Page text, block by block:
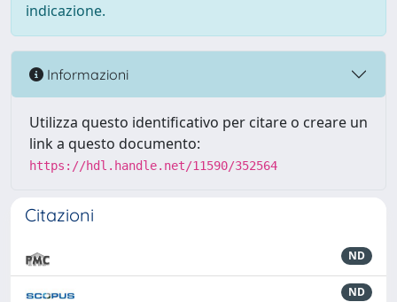
indicazione.
Informazioni
Utilizza questo identificativo per citare o creare un
link a questo documento:
https://hdl.handle.net/11590/352564
Citazioni
ND
ND